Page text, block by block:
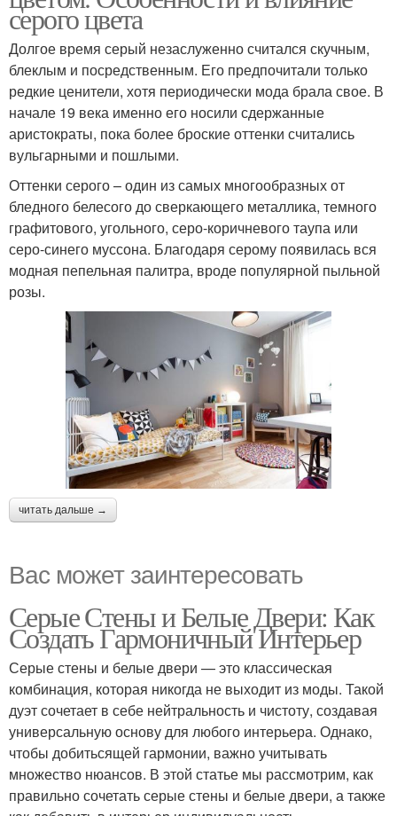
серого цвета
Долгое время серый незаслуженно считался скучным,
блеклым и посредственным. Его предпочитали только
редкие ценители, хотя периодически мода брала свое. В
начале 19 века именно его носили сдержанные
аристократы, пока более броские оттенки считались
вульгарными и пошлыми.
Оттенки серого – один из самых многообразных от
бледного белесого до сверкающего металлика, темного
графитового, угольного, серо-коричневого таупа или
серо-синего муссона. Благодаря серому появилась вся
модная пепельная палитра, вроде популярной пыльной
розы.
читать дальше →
Вас может заинтересовать
Серые Стены и Белые Двери: Как
Создать Гармоничный Интерьер
Серые стены и белые двери — это классическая
комбинация, которая никогда не выходит из моды. Такой
дуэт сочетает в себе нейтральность и чистоту, создавая
универсальную основу для любого интерьера. Однако,
чтобы добитьсящей гармонии, важно учитывать
множество нюансов. В этой статье мы рассмотрим, как
правильно сочетать серые стены и белые двери, а также